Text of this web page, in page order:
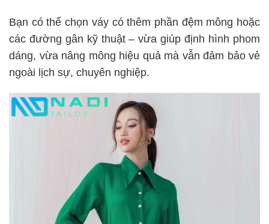
Bạn có thể chọn váy có thêm phần đệm mông hoặc
các đường gân kỹ thuật – vừa giúp định hình phom
dáng, vừa nâng mông hiệu quả mà vẫn đảm bảo vẻ
ngoài lịch sự, chuyên nghiệp.